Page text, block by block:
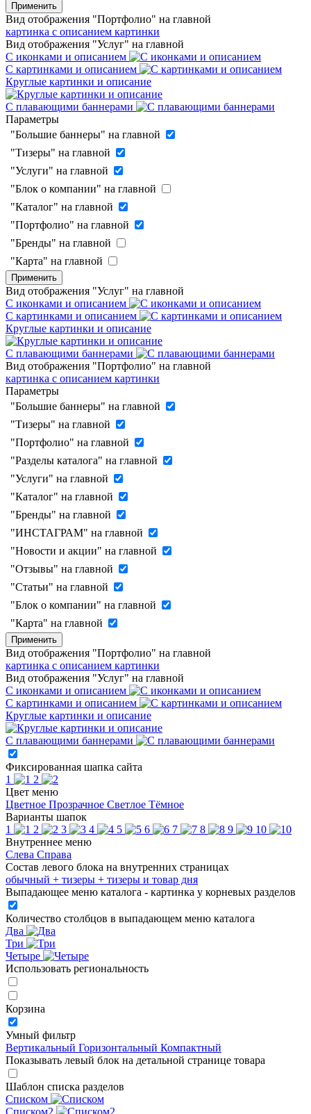
Применить
Вид отображения "Портфолио" на главной
картинка с описанием картинки
Вид отображения "Услуг" на главной
С иконками и описанием
С картинками и описанием
Круглые картинки и описание
С плавающими баннерами
Параметры
"Большие баннеры" на главной
"Тизеры" на главной
"Услуги" на главной
"Блок о компании" на главной
"Каталог" на главной
"Портфолио" на главной
"Бренды" на главной
"Карта" на главной
Применить
Вид отображения "Услуг" на главной
С иконками и описанием
С картинками и описанием
Круглые картинки и описание
С плавающими баннерами
Вид отображения "Портфолио" на главной
картинка с описанием картинки
Параметры
"Большие баннеры" на главной
"Тизеры" на главной
"Портфолио" на главной
"Разделы каталога" на главной
"Услуги" на главной
"Каталог" на главной
"Бренды" на главной
"ИНСТАГРАМ" на главной
"Новости и акции" на главной
"Отзывы" на главной
"Статьи" на главной
"Блок о компании" на главной
"Карта" на главной
Применить
Вид отображения "Портфолио" на главной
картинка с описанием картинки
Вид отображения "Услуг" на главной
С иконками и описанием
С картинками и описанием
Круглые картинки и описание
С плавающими баннерами
Фиксированная шапка сайта
1
2
Цвет меню
Цветное Прозрачное Светлое Тёмное
Варианты шапок
1
2 3 4 5 6 7 8 9
10
Внутреннее меню
Слева Справа
Состав левого блока на внутренних страницах
обычный + тизеры + тизеры и товар дня
Выпадающее меню каталога - картинка у корневых разделов
Количество столбцов в выпадающем меню каталога
Два
Три
Четыре
Использовать региональность
Корзина
Умный фильтр
Вертикальный Горизонтальный Компактный
Показывать левый блок на детальной странице товара
Шаблон списка разделов
Списком
Списком2